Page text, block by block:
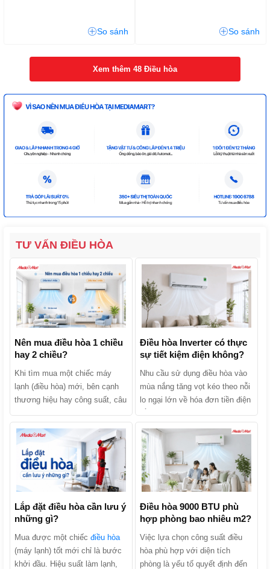
So sánh So sánh
Xem thêm 48 Điều hòa
TƯ VẤN ĐIỀU HÒA
Nên mua điều hòa 1 chiều
hay 2 chiều?
Khi tìm mua một chiếc máy
lạnh (điều hòa) mới, bên cạnh
thương hiệu hay công suất, câu
điều hòa 1 chiều hay 2 chiều?
Hai dòng máy này thực chất
khác nhau như thế nào và đâu
là lựa chọn kinh tế, phù hợp
nhất với gia đình bạn? Hãy
cùng MediaMart phân biệt chi
tiết 2 dòng sản phẩm này để tìm
ra câu trả lời nhé!
Điều hòa Inverter có thực
sự tiết kiệm điện không?
Nhu cầu sử dụng điều hòa vào
mùa nắng tăng vọt kéo theo nỗi
lo ngại lớn về hóa đơn tiền điện
nghe các lời quảng cáo: “Điều
hòa Inverter tiết kiệm điện lên
tới 30% - 70%”. Liệu điều hòa
Inverter có thực sự tiết kiệm
điện không hay đó chỉ là chiêu
trò marketing của nhà sản xuất?
Cùng MediaMart khám phá cơ
chế hoạt động, phân tích ưu
nhược điểm và tìm ra câu trả
lời chính xác nhất trong bài viết
Lắp đặt điều hòa cần lưu ý
những gì?
Mua được một chiếc điều hòa
(máy lạnh) tốt mới chỉ là bước
khởi đầu. Hiệu suất làm lạnh,
Điều hòa 9000 BTU phù
hợp phòng bao nhiêu m2?
Việc lựa chọn công suất điều
hòa phù hợp với diện tích
phòng là yếu tố quyết định đến